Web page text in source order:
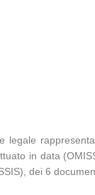
in data
dei 6